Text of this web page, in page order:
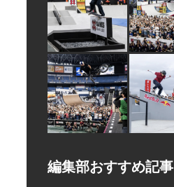
編集部おすすめ記事